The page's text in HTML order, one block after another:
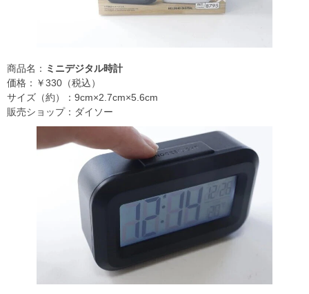
商品名： ミニデジタル時計
価格：￥330（税込）
サイズ（約）：9cm×2.7cm×5.6cm
販売ショップ：ダイソー